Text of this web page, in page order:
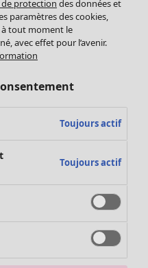
-70
protection des données et
paramètres des cookies,
tout moment le
avec effet pour l’avenir.
Toujours actif
Toujours actif